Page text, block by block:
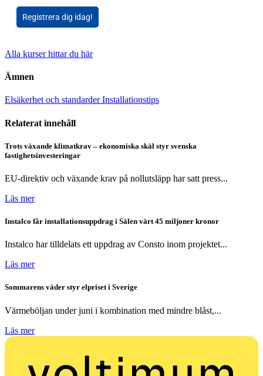
Registrera dig idag!
Alla kurser hittar du här
Ämnen
Elsäkerhet och standarderInstallationstips
Relaterat innehåll
Trots växande klimatkrav – ekonomiska skäl styr svenska
fastighetsinvesteringar
EU-direktiv och växande krav på nollutsläpp har satt press...
Läs mer
Instalco får installationsuppdrag i Sälen värt 45 miljoner kronor
Instalco har tilldelats ett uppdrag av Consto inom projektet...
Läs mer
Sommarens väder styr elpriset i Sverige
Värmeböljan under juni i kombination med mindre blåst,...
Läs mer